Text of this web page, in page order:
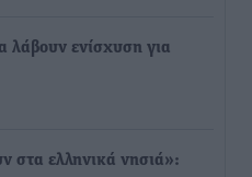
λάβουν ενίσχυση για
στα ελληνικά νησιά»: